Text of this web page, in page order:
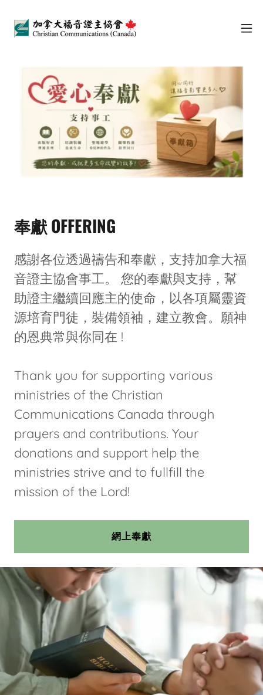
奉獻 OFFERING
感謝各位透過禱告和奉獻，支持加拿大福
音證主協會事工。 您的奉獻與支持，幫
助證主繼續回應主的使命，以各項屬靈資
源培育門徒，裝備領袖，建立教會。願神
的恩典常與你同在 !
Thank you for supporting various
ministries of the Christian
Communications Canada through
prayers and contributions. Your
donations and support help the
ministries strive and to fullfill the
mission of the Lord!
網上奉獻